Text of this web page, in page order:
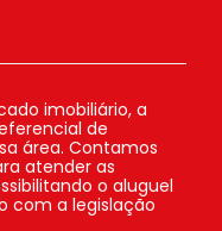
imobiliário, a
de
área. Contamos
atender as
o aluguel
com a legislação